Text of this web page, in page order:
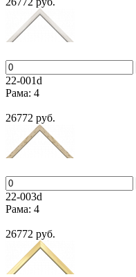
22-001d
Рама: 4
26772 руб.
22-003d
Рама: 4
26772 руб.